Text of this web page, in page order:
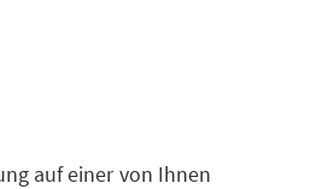
auf einer von Ihnen